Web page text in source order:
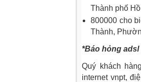
Thành phố
800000 cho
Thành,
*Báo hỏng
Quý khách
internet vnpt,